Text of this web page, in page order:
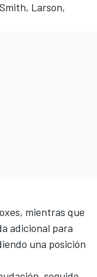
Larson,
mientras que
adicional para
una posición